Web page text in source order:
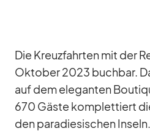
Die Kreuz­fahr­ten mit der
Ok­to­ber 2023 buch­bar.
auf dem ele­gan­ten
670 Gäste kom­plet­tiert
den pa­ra­die­si­schen In­seln.